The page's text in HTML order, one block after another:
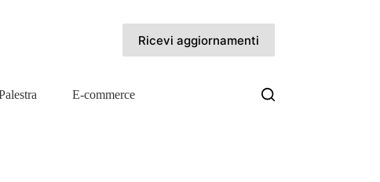
Ricevi aggiornamenti
E-commerce